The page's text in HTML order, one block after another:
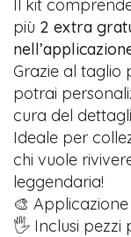
Il kit
più 2 extra
Grazie al taglio
potrai
cura del
Ideale per
chi vuole
leggendaria!
🎨
🖐️ Inclusi pezzi